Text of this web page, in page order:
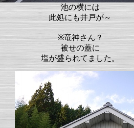
池の横には
此処にも井戸が～
※竜神さん？
被せの蓋に
塩が盛られてました。